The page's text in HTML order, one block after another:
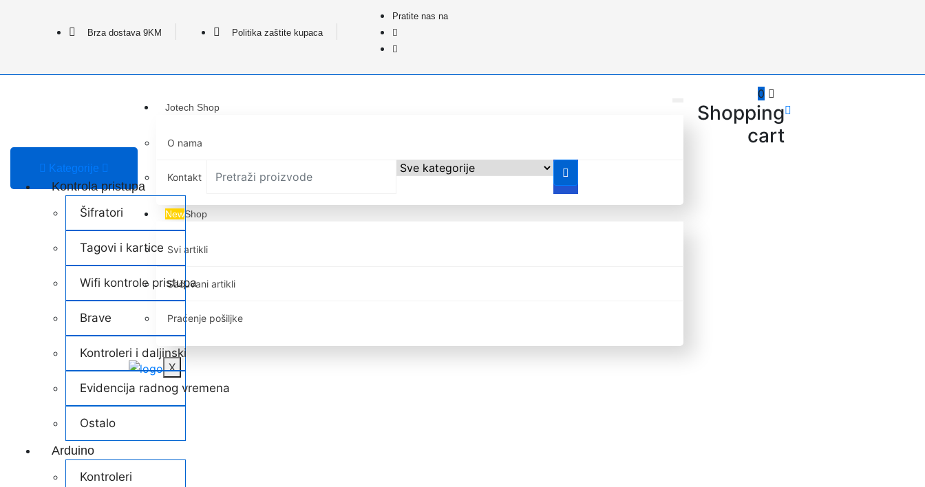
Brza dostava 9KM Politika zaštite kupaca
Pratite nas na
Jotech Shop
O nama
Kontakt
NewShop
Svi artikli
Sačuvani artikli
Praćenje pošiljke
X
0
Shopping
cart
Kategorije
Kontrola pristupa
Šifratori
Tagovi i kartice
Wifi kontrole pristupa
Brave
Kontroleri i daljinski
Evidencija radnog vremena
Ostalo
Arduino
Kontroleri